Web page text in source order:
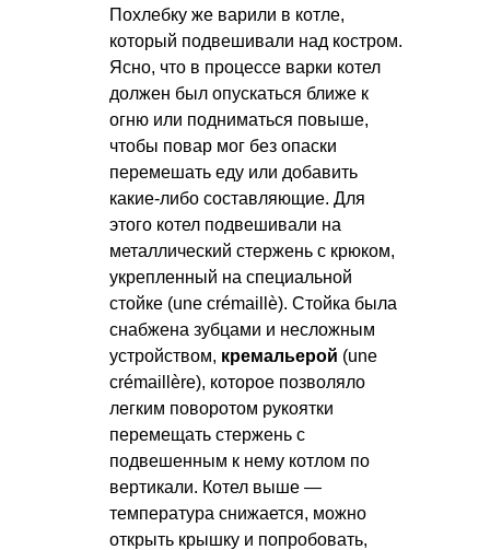
Похлебку же варили в котле,
который подвешивали над костром.
Ясно, что в процессе варки котел
должен был опускаться ближе к
огню или подниматься повыше,
чтобы повар мог без опаски
перемешать еду или добавить
какие-либо составляющие. Для
этого котел подвешивали на
металлический стержень с крюком,
укрепленный на специальной
стойке (une crémaillè). Стойка была
снабжена зубцами и несложным
устройством, кремальерой (une
crémaillère), которое позволяло
легким поворотом рукоятки
перемещать стержень с
подвешенным к нему котлом по
вертикали. Котел выше —
температура снижается, можно
открыть крышку и попробовать,